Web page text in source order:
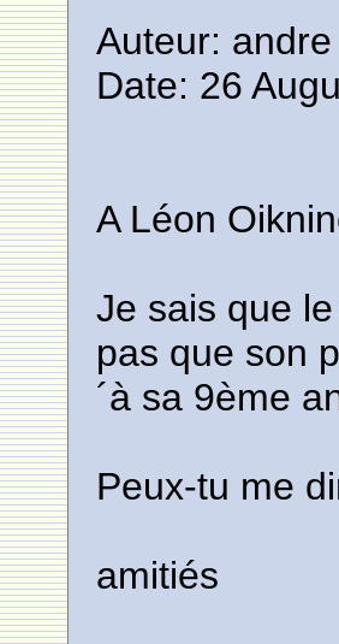
Auteur: andre
Date: 26
A Léon
Je sais que
pas que son
´à sa 9ème
Peux-tu me
amitiés